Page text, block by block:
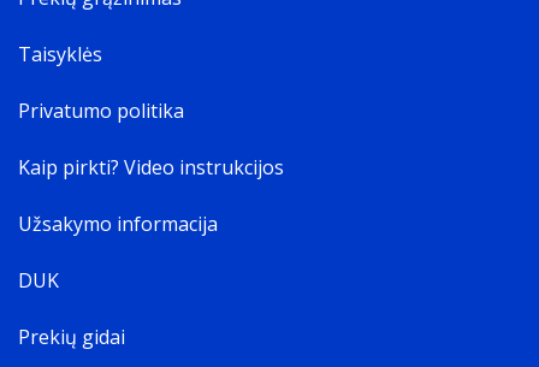
Taisyklės
Privatumo politika
Kaip pirkti? Video instrukcijos
Užsakymo informacija
DUK
Prekių gidai